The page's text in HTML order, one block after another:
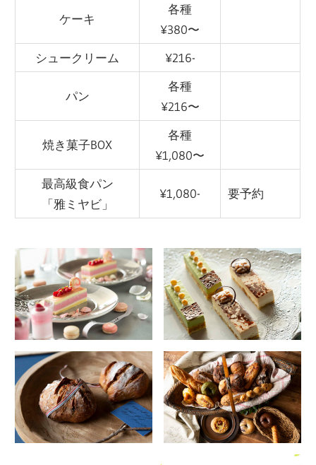
ケーキ
各種
¥380〜
シュークリーム
¥216-
パン
各種
¥216〜
焼き菓子BOX
各種
¥1,080〜
最高級食パン
「雅ミヤビ」
¥1,080- 要予約